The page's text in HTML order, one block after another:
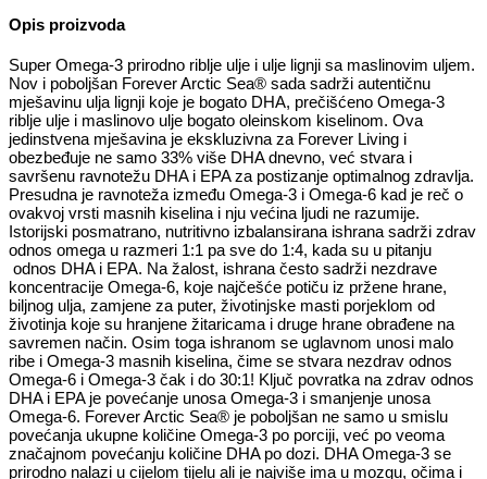
Opis proizvoda
Super Omega-3 prirodno riblje ulje i ulje lignji sa maslinovim uljem.
Nov i poboljšan Forever Arctic Sea® sada sadrži autentičnu
mješavinu ulja lignji koje je bogato DHA, prečišćeno Omega-3
riblje ulje i maslinovo ulje bogato oleinskom kiselinom. Ova
jedinstvena mješavina je ekskluzivna za Forever Living i
obezbeđuje ne samo 33% više DHA dnevno, već stvara i
savršenu ravnotežu DHA i EPA za postizanje optimalnog zdravlja.
Presudna je ravnoteža između Omega-3 i Omega-6 kad je reč o
ovakvoj vrsti masnih kiselina i nju većina ljudi ne razumije.
Istorijski posmatrano, nutritivno izbalansirana ishrana sadrži zdrav
odnos omega u razmeri 1:1 pa sve do 1:4, kada su u pitanju
odnos DHA i EPA. Na žalost, ishrana često sadrži nezdrave
koncentracije Omega-6, koje najčešće potiču iz pržene hrane,
biljnog ulja, zamjene za puter, životinjske masti porjeklom od
životinja koje su hranjene žitaricama i druge hrane obrađene na
savremen način. Osim toga ishranom se uglavnom unosi malo
ribe i Omega-3 masnih kiselina, čime se stvara nezdrav odnos
Omega-6 i Omega-3 čak i do 30:1! Ključ povratka na zdrav odnos
DHA i EPA je povećanje unosa Omega-3 i smanjenje unosa
Omega-6. Forever Arctic Sea® je poboljšan ne samo u smislu
povećanja ukupne količine Omega-3 po porciji, već po veoma
značajnom povećanju količine DHA po dozi. DHA Omega-3 se
prirodno nalazi u cijelom tijelu ali je najviše ima u mozgu, očima i